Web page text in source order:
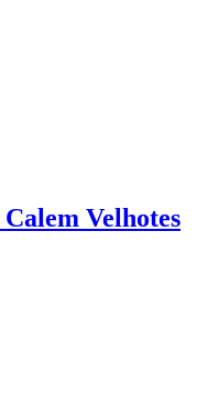
Velhotes